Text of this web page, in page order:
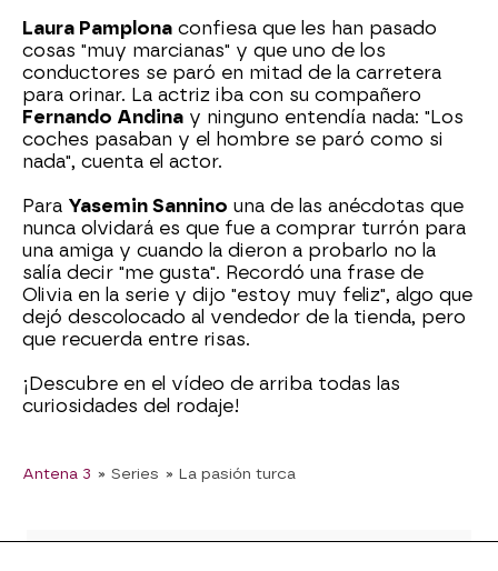
Laura Pamplona confiesa que les han pasado
cosas "muy marcianas" y que uno de los
conductores se paró en mitad de la carretera
para orinar. La actriz iba con su compañero
Fernando Andina y ninguno entendía nada: "Los
coches pasaban y el hombre se paró como si
nada", cuenta el actor.
Para Yasemin Sannino una de las anécdotas que
nunca olvidará es que fue a comprar turrón para
una amiga y cuando la dieron a probarlo no la
salía decir "me gusta". Recordó una frase de
Olivia en la serie y dijo "estoy muy feliz", algo que
dejó descolocado al vendedor de la tienda, pero
que recuerda entre risas.
¡Descubre en el vídeo de arriba todas las
curiosidades del rodaje!
Antena 3 » Series » La pasión turca